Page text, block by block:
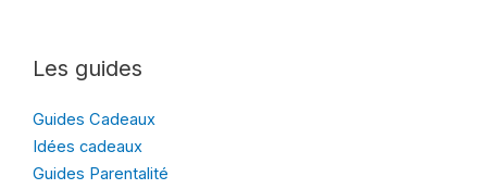
Les guides
Guides Cadeaux
Idées cadeaux
Guides Parentalité